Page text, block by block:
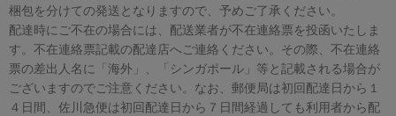
梱包を分けての発送となりますので、予めご了承ください。
配達時にご不在の場合には、配送業者が不在連絡票を投函いたしま
す。不在連絡票記載の配達店へご連絡ください。その際、不在連絡
票の差出人名に「海外」、「シンガポール」等と記載される場合が
ございますのでご注意ください。なお、郵便局は初回配達日から１
４日間、佐川急便は初回配達日から７日間経過しても利用者から配